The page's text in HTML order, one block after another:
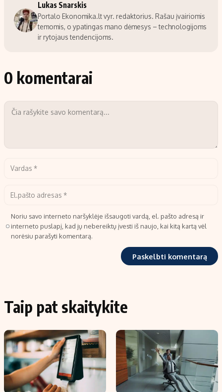
Lukas Snarskis
Portalo Ekonomika.lt vyr. redaktorius. Rašau įvairiomis
temomis, o ypatingas mano dėmesys – technologijoms
ir rytojaus tendencijoms.
0 komentarai
Noriu savo interneto naršyklėje išsaugoti vardą, el. pašto adresą ir
interneto puslapį, kad jų nebereiktų įvesti iš naujo, kai kitą kartą vėl
norėsiu parašyti komentarą.
Taip pat skaitykite